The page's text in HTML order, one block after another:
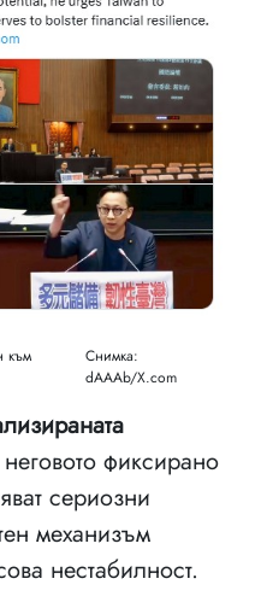
към
Снимка:
dAAAb/X.com
фиксирано
сериозни
механизъм
нестабилност.